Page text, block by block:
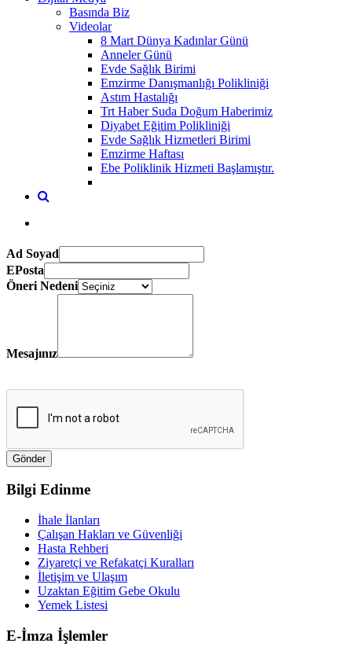
Basında Biz
Videolar
8 Mart Dünya Kadınlar Günü
Anneler Günü
Evde Sağlık Birimi
Emzirme Danışmanlığı Polikliniği
Astım Hastalığı
Trt Haber Suda Doğum Haberimiz
Diyabet Eğitim Polikliniği
Evde Sağlık Hizmetleri Birimi
Emzirme Haftası
Ebe Poliklinik Hizmeti Başlamıştır.
Ad Soyad
EPosta
Öneri Nedeni
Mesajınız
Bilgi Edinme
İhale İlanları
Çalışan Hakları ve Güvenliği
Hasta Rehberi
Ziyaretçi ve Refakatçi Kuralları
İletişim ve Ulaşım
Uzaktan Eğitim Gebe Okulu
Yemek Listesi
E-İmza İşlemler